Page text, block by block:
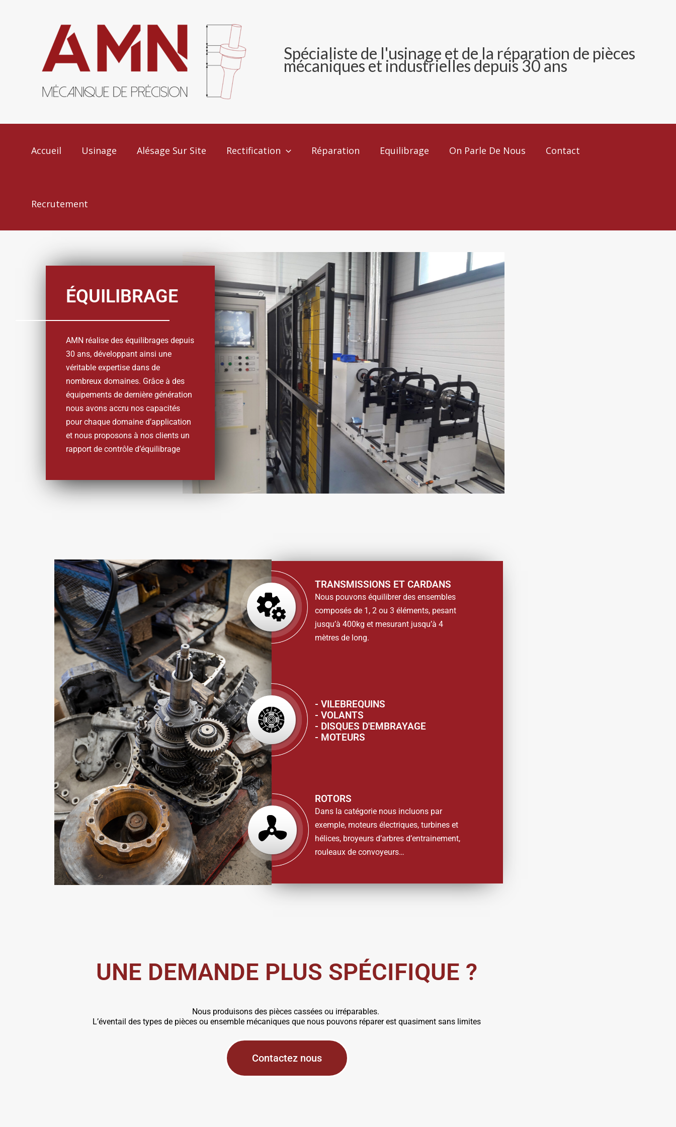
Spécialiste de l'usinage et de la réparation de pièces
mécaniques et industrielles depuis 30 ans
Accueil Usinage Alésage Sur Site Rectification Réparation Equilibrage On Parle De Nous Contact
Recrutement
ÉQUILIBRAGE
AMN réalise des équilibrages depuis
30 ans, développant ainsi une
véritable expertise dans de
nombreux domaines. Grâce à des
équipements de dernière génération
nous avons accru nos capacités
pour chaque domaine d’application
et nous proposons à nos clients un
rapport de contrôle d’équilibrage
TRANSMISSIONS ET CARDANS
Nous pouvons équilibrer des ensembles
composés de 1, 2 ou 3 éléments, pesant
jusqu’à 400kg et mesurant jusqu’à 4
mètres de long.
- VILEBREQUINS
- VOLANTS
- DISQUES D'EMBRAYAGE
- MOTEURS
ROTORS
Dans la catégorie nous incluons par
exemple, moteurs électriques, turbines et
hélices, broyeurs d’arbres d’entrainement,
rouleaux de convoyeurs…
UNE DEMANDE PLUS SPÉCIFIQUE ?
Nous produisons des pièces cassées ou irréparables.
L’éventail des types de pièces ou ensemble mécaniques que nous pouvons réparer est quasiment sans limites
Contactez nous